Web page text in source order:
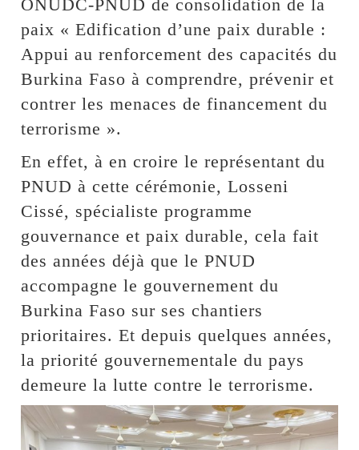
ONUDC-PNUD de consolidation de la
paix « Edification d’une paix durable :
Appui au renforcement des capacités du
Burkina Faso à comprendre, prévenir et
contrer les menaces de financement du
terrorisme ».
En effet, à en croire le représentant du
PNUD à cette cérémonie, Losseni
Cissé, spécialiste programme
gouvernance et paix durable, cela fait
des années déjà que le PNUD
accompagne le gouvernement du
Burkina Faso sur ses chantiers
prioritaires. Et depuis quelques années,
la priorité gouvernementale du pays
demeure la lutte contre le terrorisme.